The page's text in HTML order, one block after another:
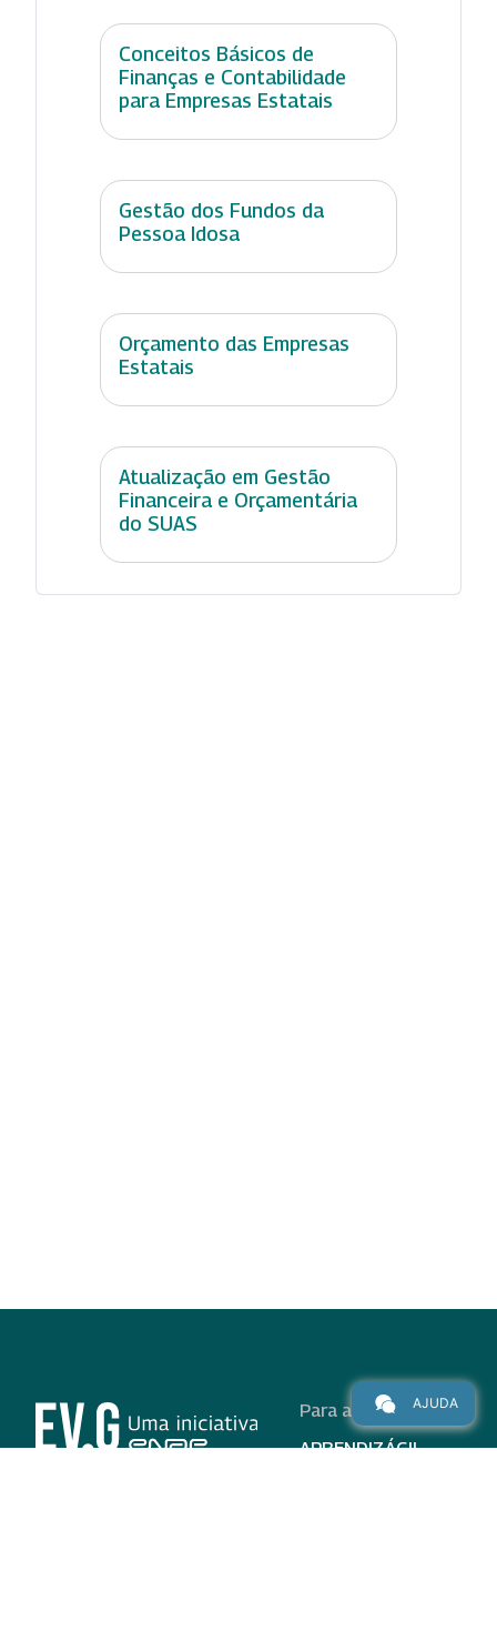
Conceitos Básicos de
Finanças e Contabilidade
para Empresas Estatais
Gestão dos Fundos da
Pessoa Idosa
Orçamento das Empresas
Estatais
Atualização em Gestão
Financeira e Orçamentária
do SUAS
Para alunos
APRENDIZÁGIL
AJUDA